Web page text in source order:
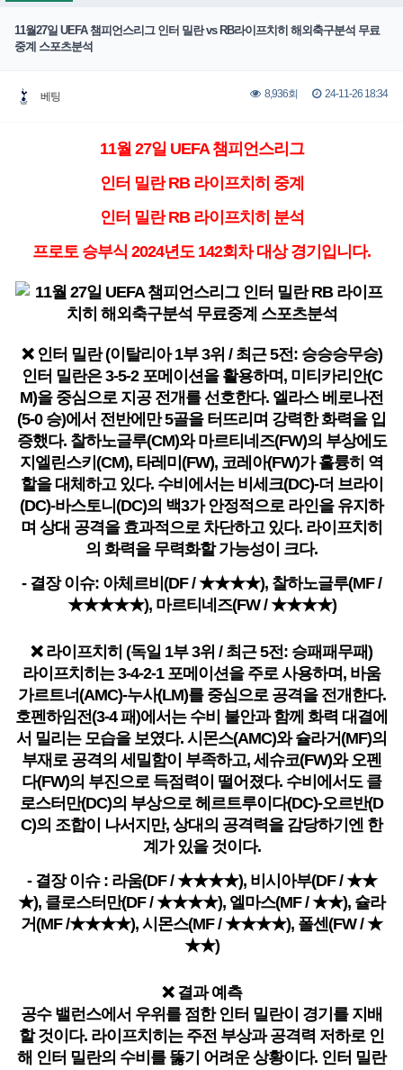
11월27일 UEFA 챔피언스리그 인터 밀란 vs RB라이프치히 해외축구분석 무료
중계 스포츠분석
베팅 8,936회 24-11-26 18:34
11월 27일 UEFA 챔피언스리그
인터 밀란 RB 라이프치히 중계
인터 밀란 RB 라이프치히 분석
프로토 승부식 2024년도 142회차 대상 경기입니다.
❌ 인터 밀란 (이탈리아 1부 3위 / 최근 5전: 승승승무승)
인터 밀란은 3-5-2 포메이션을 활용하며, 미티카리안(C
M)을 중심으로 지공 전개를 선호한다. 엘라스 베로나전
(5-0 승)에서 전반에만 5골을 터뜨리며 강력한 화력을 입
증했다. 찰하노글루(CM)와 마르티네즈(FW)의 부상에도
지엘린스키(CM), 타레미(FW), 코레아(FW)가 훌륭히 역
할을 대체하고 있다. 수비에서는 비세크(DC)-더 브라이
(DC)-바스토니(DC)의 백3가 안정적으로 라인을 유지하
며 상대 공격을 효과적으로 차단하고 있다. 라이프치히
의 화력을 무력화할 가능성이 크다.
- 결장 이슈: 아체르비(DF / ★★★★), 찰하노글루(MF /
★★★★★), 마르티네즈(FW / ★★★★)
❌ 라이프치히 (독일 1부 3위 / 최근 5전: 승패패무패)
라이프치히는 3-4-2-1 포메이션을 주로 사용하며, 바움
가르트너(AMC)-누사(LM)를 중심으로 공격을 전개한다.
호펜하임전(3-4 패)에서는 수비 불안과 함께 화력 대결에
서 밀리는 모습을 보였다. 시몬스(AMC)와 슐라거(MF)의
부재로 공격의 세밀함이 부족하고, 세슈코(FW)와 오펜
다(FW)의 부진으로 득점력이 떨어졌다. 수비에서도 클
로스터만(DC)의 부상으로 헤르트루이다(DC)-오르반(D
C)의 조합이 나서지만, 상대의 공격력을 감당하기엔 한
계가 있을 것이다.
- 결장 이슈 : 라움(DF / ★★★★), 비시아부(DF / ★★
★), 클로스터만(DF / ★★★★), 엘마스(MF / ★★), 슐라
거(MF /★★★★), 시몬스(MF / ★★★★), 폴센(FW / ★
★★)
❌ 결과 예측
공수 밸런스에서 우위를 점한 인터 밀란이 경기를 지배
할 것이다. 라이프치히는 주전 부상과 공격력 저하로 인
해 인터 밀란의 수비를 뚫기 어려운 상황이다. 인터 밀란